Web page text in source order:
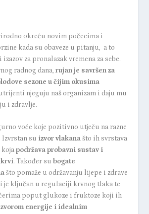
okreću novim počecima i
kada su obaveze u pitanju, a to
za pronalazak vremena za sebe.
radnog dana, rujan je savršen za
sezone u čijim okusima
njeguju naš organizam i daju mu
i zdravlje.
voće koje pozitivno utječu na razne
Izvrstan su izvor vlakanašto ih svrstava
podržava probavni sustav i
krvi. Također su bogate
što pomaže u održavanju lijepe i zdrave
je ključan u regulaciji krvnog tlaka te
poput glukoze i fruktoze koji ih
energije i idealnim